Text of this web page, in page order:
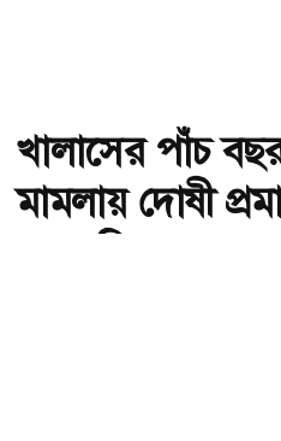
খালাসের পাঁচ
মামলায় দোষী